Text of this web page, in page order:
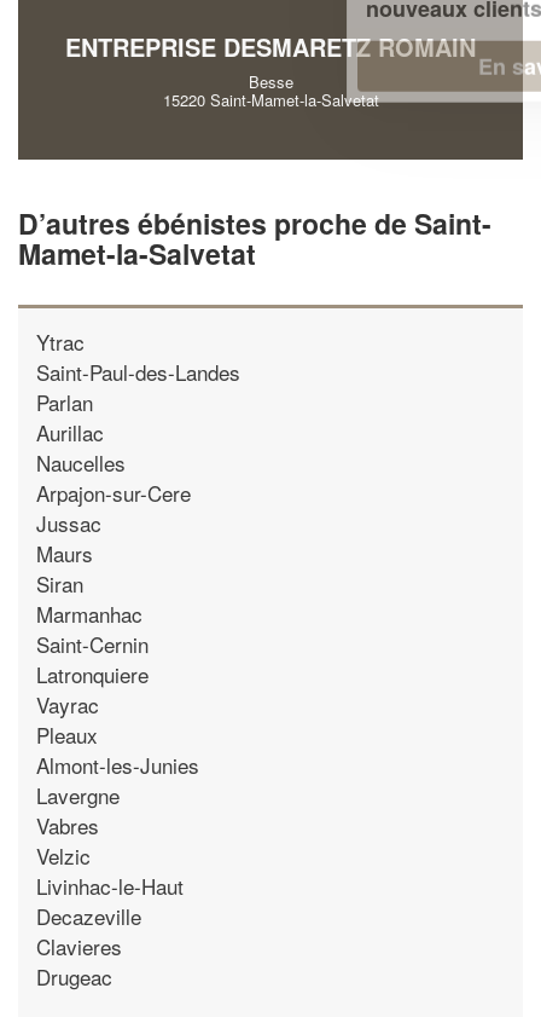
ENTREPRISE DESMARETZ ROMAIN
Besse
15220 Saint-Mamet-la-Salvetat
D’autres ébénistes proche de Saint-
Mamet-la-Salvetat
Ytrac
Saint-Paul-des-Landes
Parlan
Aurillac
Naucelles
Arpajon-sur-Cere
Jussac
Maurs
Siran
Marmanhac
Saint-Cernin
Latronquiere
Vayrac
Pleaux
Almont-les-Junies
Lavergne
Vabres
Velzic
Livinhac-le-Haut
Decazeville
Clavieres
Drugeac
En savoir plus